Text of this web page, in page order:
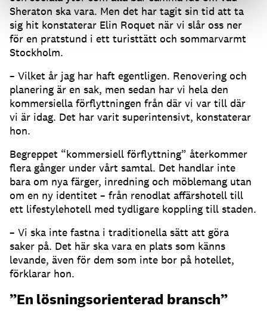
Sheraton ska vara. Men det har tagit sin tid att ta
sig hit konstaterar Elin Roquet när vi slår oss ner
för en pratstund i ett turisttätt och sommarvarmt
Stockholm.
– Vilket år jag har haft egentligen. Renovering och
planering är en sak, men sedan har vi hela den
kommersiella förflyttningen från där vi var till där
vi är idag. Det har varit superintensivt, konstaterar
hon.
Begreppet “kommersiell förflyttning” återkommer
flera gånger under vårt samtal. Det handlar inte
bara om nya färger, inredning och möblemang utan
om en ny identitet – från renodlat affärshotell till
ett lifestylehotell med tydligare koppling till staden.
– Vi ska inte fastna i traditionella sätt att göra
saker på. Det här ska vara en plats som känns
levande, även för dem som inte bor på hotellet,
förklarar hon.
”En lösningsorienterad bransch”